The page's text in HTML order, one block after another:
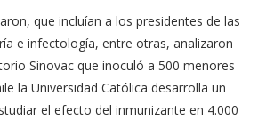
que incluían a los presidentes de las
e infectología, entre otras, analizaron
Sinovac que inoculó a 500 menores
la Universidad Católica desarrolla un
el efecto del inmunizante en 4.000